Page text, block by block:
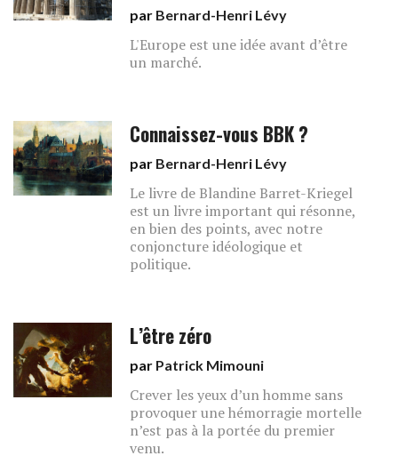
par Bernard-Henri Lévy
L'Europe est une idée avant d’être
un marché.
Connaissez-vous BBK ?
par Bernard-Henri Lévy
Le livre de Blandine Barret-Kriegel
est un livre important qui résonne,
en bien des points, avec notre
conjoncture idéologique et
politique.
L’être zéro
par Patrick Mimouni
Crever les yeux d’un homme sans
provoquer une hémorragie mortelle
n’est pas à la portée du premier
venu.